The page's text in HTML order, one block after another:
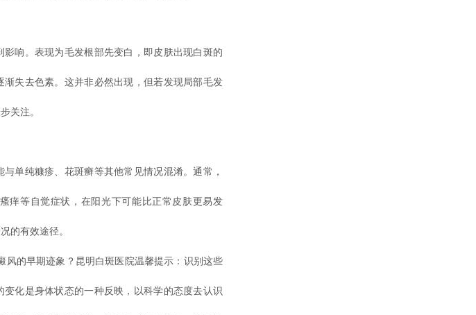
响。表现为毛发根部先变白，即皮肤出现白斑的
失去色素。这并非必然出现，但若发现局部毛发
关注。
纯糠疹、花斑癣等其他常见情况混淆。通常，
痒等自觉症状，在阳光下可能比正常皮肤更易发
的有效途径。
的早期迹象？昆明白斑医院温馨提示：识别这些
化是身体状态的一种反映，以科学的态度去认识